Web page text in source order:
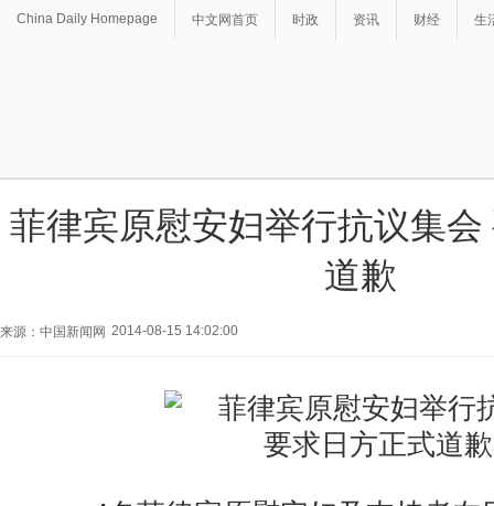
China Daily Homepage 中文网首页 时政 资讯 财经 生
菲律宾原慰安妇举行抗议集
道歉
来源：中国新闻网 2014-08-15 14:02:00